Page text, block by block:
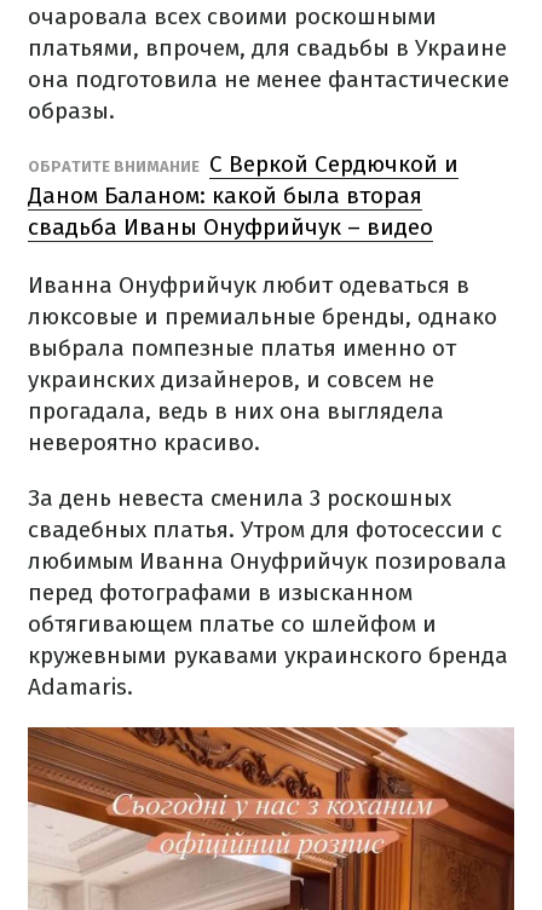
очаровала всех своими роскошными
платьями, впрочем, для свадьбы в Украине
она подготовила не менее фантастические
образы.
ОБРАТИТЕ ВНИМАНИЕ С Веркой Сердючкой и
Даном Баланом: какой была вторая
свадьба Иваны Онуфрийчук – видео
Иванна Онуфрийчук любит одеваться в
люксовые и премиальные бренды, однако
выбрала помпезные платья именно от
украинских дизайнеров, и совсем не
прогадала, ведь в них она выглядела
невероятно красиво.
За день невеста сменила 3 ​​роскошных
свадебных платья. Утром для фотосессии с
любимым Иванна Онуфрийчук позировала
перед фотографами в изысканном
обтягивающем платье со шлейфом и
кружевными рукавами украинского бренда
Adamaris.